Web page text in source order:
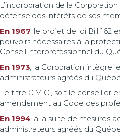
L’incorporation de la
défense des intérêts de ses
En 1967, le projet de loi Bill 162
pouvoirs nécessaires à la
Conseil interprofessionnel du
En 1973, la Corporation intègre
administrateurs agréés du
Le titre C.M.C., soit le conseiller
amendement au Code des
En 1994, à la suite de mesures
administrateurs agréés du